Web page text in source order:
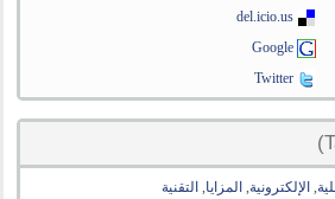
del.icio.us
Google
Twitter
, الإلكترونية, المزايا, التقنية